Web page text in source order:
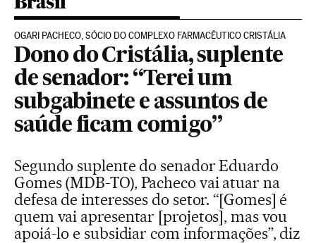
OGARI PACHECO, SÓCIO DO COMPLEXO FARMACÊUTICO CRISTÁLIA
Dono do Cristália, suplente
de senador: “Terei um
subgabinete e assuntos de
saúde ficam comigo”
Segundo suplente do senador Eduardo
Gomes (MDB-TO), Pacheco vai atuar na
defesa de interesses do setor. “[Gomes] é
quem vai apresentar [projetos], mas vou
apoiá-lo e subsidiar com informações”, diz